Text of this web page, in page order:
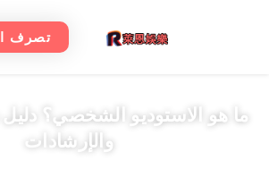
تصرف
ما هو الاستوديو الشخصي؟ دليل
والإرشادات